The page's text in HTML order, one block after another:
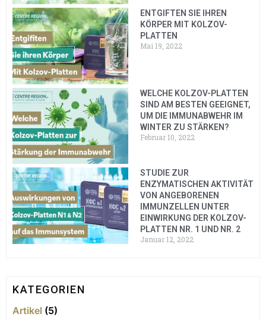
ENTGIFTEN SIE IHREN
KÖRPER MIT KOLZOV-
PLATTEN
Mai 19, 2022
WELCHE KOLZOV-PLATTEN
SIND AM BESTEN GEEIGNET,
UM DIE IMMUNABWEHR IM
WINTER ZU STÄRKEN?
Februar 10, 2022
STUDIE ZUR
ENZYMATISCHEN AKTIVITÄT
VON ANGEBORENEN
IMMUNZELLEN UNTER
EINWIRKUNG DER KOLZOV-
PLATTEN NR. 1 UND NR. 2
Januar 12, 2022
KATEGORIEN
Artikel (5)